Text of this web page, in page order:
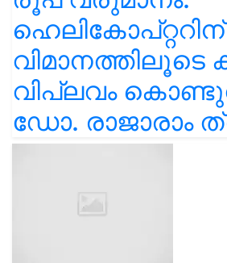
ഹെലികോപ്റ്ററിന്
വിമാനത്തിലൂടെ
വിപ്ലവം
ഡോ. രാജാരാം